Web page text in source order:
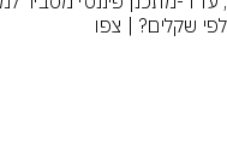
שקלים? | צפו